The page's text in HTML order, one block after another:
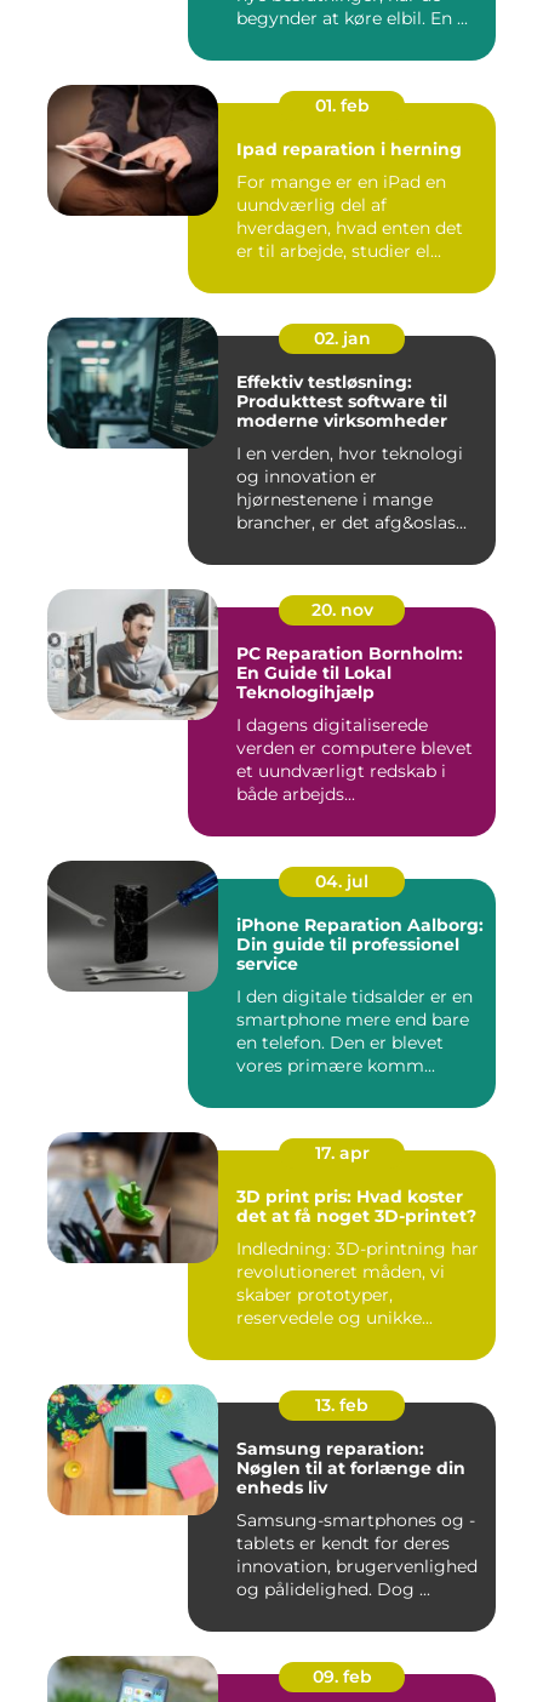
begynder at køre elbil. En ...
01. feb
Ipad reparation i herning
For mange er en iPad en
uundværlig del af
hverdagen, hvad enten det
er til arbejde, studier el...
02. jan
Effektiv testløsning:
Produkttest software til
moderne virksomheder
I en verden, hvor teknologi
og innovation er
hjørnestenene i mange
brancher, er det afg&oslas...
20. nov
PC Reparation Bornholm:
En Guide til Lokal
Teknologihjælp
I dagens digitaliserede
verden er computere blevet
et uundværligt redskab i
både arbejds...
04. jul
iPhone Reparation Aalborg:
Din guide til professionel
service
I den digitale tidsalder er en
smartphone mere end bare
en telefon. Den er blevet
vores primære komm...
17. apr
3D print pris: Hvad koster
det at få noget 3D-printet?
Indledning: 3D-printning har
revolutioneret måden, vi
skaber prototyper,
reservedele og unikke...
13. feb
Samsung reparation:
Nøglen til at forlænge din
enheds liv
Samsung-smartphones og -
tablets er kendt for deres
innovation, brugervenlighed
og pålidelighed. Dog ...
09. feb